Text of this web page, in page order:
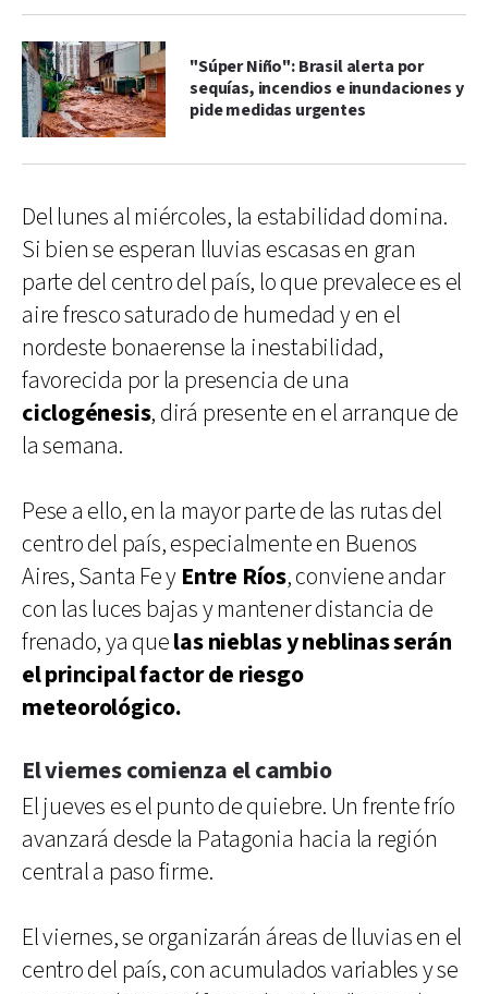
"Súper Niño": Brasil alerta por
sequías, incendios e inundaciones y
pide medidas urgentes
Del lunes al miércoles, la estabilidad domina.
Si bien se esperan lluvias escasas en gran
parte del centro del país, lo que prevalece es el
aire fresco saturado de humedad y en el
nordeste bonaerense la inestabilidad,
favorecida por la presencia de una
ciclogénesis, dirá presente en el arranque de
la semana.
Pese a ello, en la mayor parte de las rutas del
centro del país, especialmente en Buenos
Aires, Santa Fe y Entre Ríos, conviene andar
con las luces bajas y mantener distancia de
frenado, ya quelas nieblas y neblinas serán
el principal factor de riesgo
meteorológico.
El viernes comienza el cambio
El jueves es el punto de quiebre. Un frente frío
avanzará desde la Patagonia hacia la región
central a paso firme.
El viernes, se organizarán áreas de lluvias en el
centro del país, con acumulados variables y se